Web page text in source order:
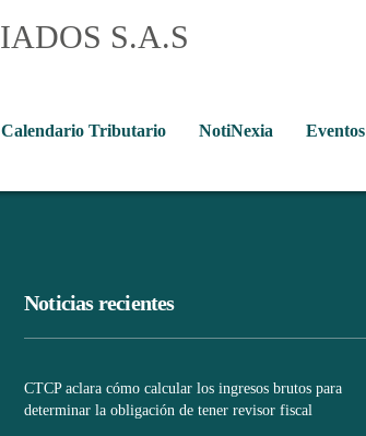
Calendario Tributario NotiNexia Eventos
Noticias recientes
CTCP aclara cómo calcular los ingresos brutos para
determinar la obligación de tener revisor fiscal